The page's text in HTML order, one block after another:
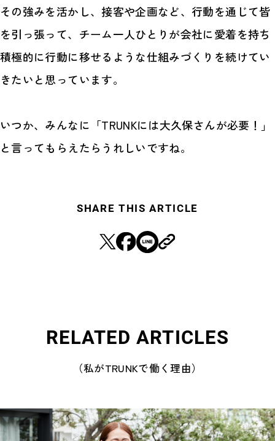
その強みを活かし、接客や企画など、行動を通じて皆
を引っ張って、チーム一人ひとりが会社に愛着を持ち
積極的に行動に移せるような仕組みづくりを続けてい
きたいと思っています。
いつか、みんなに「TRUNKには大久保さんが必要！」
と言ってもらえたらうれしいですね。
SHARE THIS ARTICLE
RELATED ARTICLES
（私がTRUNKで働く理由）